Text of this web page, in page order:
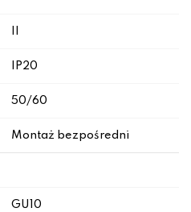
IP20
50/60
Montaż bezpośredni
GU10